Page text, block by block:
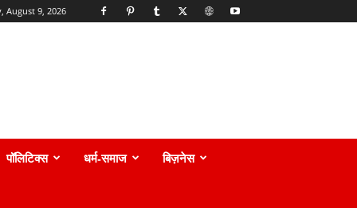
August 9, 2026
पॉलिटिक्स धर्म-समाज बिज़नेस